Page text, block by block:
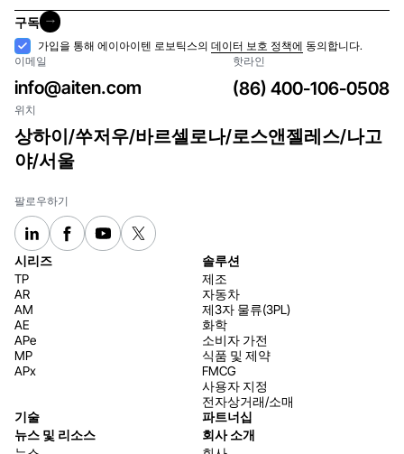
일
구독
구독
수
락
가입을 통해 에이아이텐 로보틱스의데이터 보호 정책에 동의합니다.
이메일
info@aiten.com
핫라인
(86) 400-106-0508
위치
상하이/쑤저우/바르셀로나/로스앤젤레스/나고
야/서울
팔로우하기
시리즈
TP
AR
AM
AE
APe
MP
APx
솔루션
제조
자동차
제3자 물류(3PL)
화학
소비자 가전
식품 및 제약
FMCG
사용자 지정
전자상거래/소매
기술
파트너십
뉴스 및 리소스
회사 소개